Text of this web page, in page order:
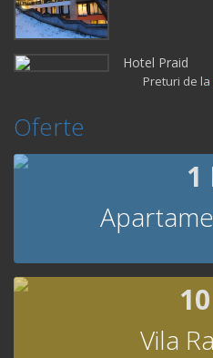
Hotel Praid
Preturi de la
Oferte
1
Vila